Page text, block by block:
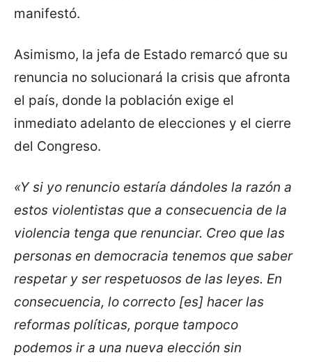
manifestó.
Asimismo, la jefa de Estado remarcó que su
renuncia no solucionará la crisis que afronta
el país, donde la población exige el
inmediato adelanto de elecciones y el cierre
del Congreso.
«Y si yo renuncio estaría dándoles la razón a
estos violentistas que a consecuencia de la
violencia tenga que renunciar. Creo que las
personas en democracia tenemos que saber
respetar y ser respetuosos de las leyes. En
consecuencia, lo correcto [es] hacer las
reformas políticas, porque tampoco
podemos ir a una nueva elección sin